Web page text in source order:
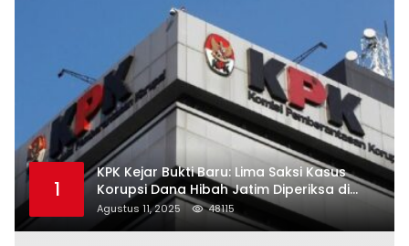
1
KPK Kejar Bukti Baru: Lima Saksi Kasus
Korupsi Dana Hibah Jatim Diperiksa di
Trenggalek
Agustus 11, 2025 48115